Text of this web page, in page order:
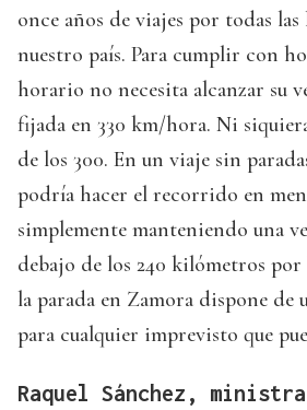
once años de viajes por todas las
nuestro país. Para cumplir con
horario no necesita alcanzar su
fijada en 330 km/hora. Ni
de los 300. En un viaje sin
podría hacer el recorrido en
simplemente manteniendo una
debajo de los 240 kilómetros
la parada en Zamora dispone de
para cualquier imprevisto que
Raquel Sánchez,